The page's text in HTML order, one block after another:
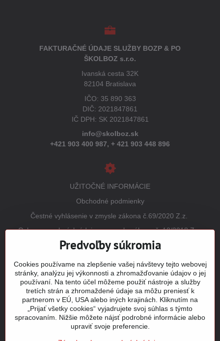
FAKTURAČNÉ ÚDAJE SLUŽBY BOZP & PO
ŠKOLBOZ s.r.o.
Ivanská cesta 32K
82104 Bratislava
IČO: 35 890 363
DIČ: 2021847861
IČ DPH: SK 2021847861
info@skolboz.sk
+421 903 400 987, + 421 903 448 896
UŽITOČNÉ INFORMÁCIE
Obchodné podmienky
Čestné vyhlásenie v zmysle zákona č.69/2020 Z.z.
Ochrana osobných údajov v zmysle zákona č. 18/2018 Z.z.
(GDPR)
Vrátenie tovaru
Tabuľky veľkostí
Šitie a potlač odevov
Mapa stránky
Predvoľby súkromia
Cookies používame na zlepšenie vašej návštevy tejto webovej
stránky, analýzu jej výkonnosti a zhromažďovanie údajov o jej
používaní. Na tento účel môžeme použiť nástroje a služby
tretích strán a zhromaždené údaje sa môžu preniesť k
partnerom v EÚ, USA alebo iných krajinách. Kliknutím na
„Prijať všetky cookies“ vyjadrujete svoj súhlas s týmto
spracovaním. Nižšie môžete nájsť podrobné informácie alebo
upraviť svoje preferencie.